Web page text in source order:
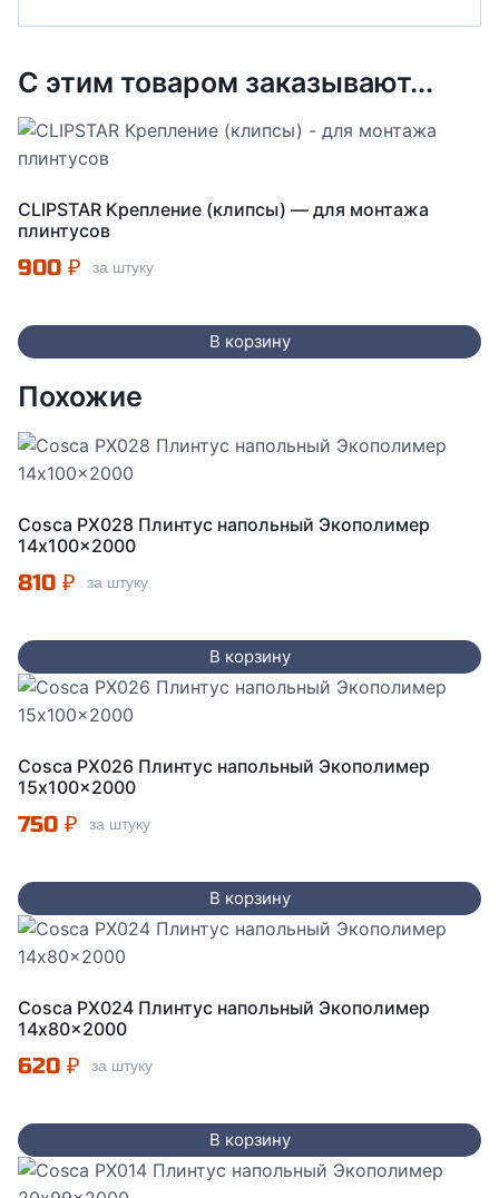
С этим товаром заказывают...
CLIPSTAR Крепление (клипсы) — для монтажа
плинтусов
900 ₽ за штуку
В корзину
Похожие
Cosca PX028 Плинтус напольный Экополимер
14x100x2000
810 ₽ за штуку
В корзину
Cosca PX026 Плинтус напольный Экополимер
15x100x2000
750 ₽ за штуку
В корзину
Cosca PX024 Плинтус напольный Экополимер
14x80x2000
620 ₽ за штуку
В корзину